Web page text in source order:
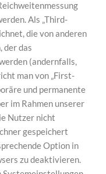
Als „Third-
die von anderen
der das
(andernfalls,
man von „First-
und permanente
im Rahmen unserer
Nutzer nicht
gespeichert
Option in
zu deaktivieren.